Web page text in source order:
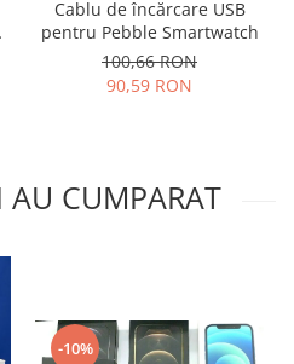
Cablu de încărcare USB
pentru Pebble Smartwatch
100,66 RON
90,59 RON
AU CUMPARAT
-10%